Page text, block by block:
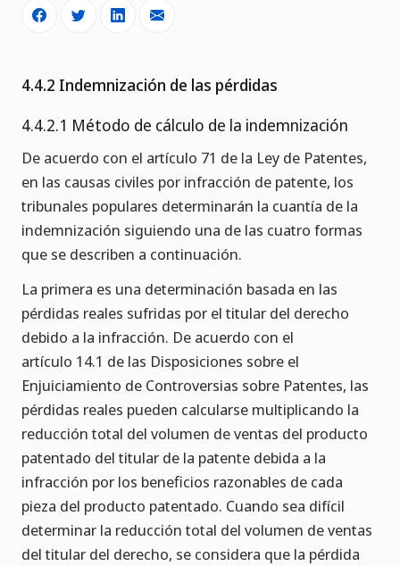
4.4.2 Indemnización de las pérdidas
4.4.2.1 Método de cálculo de la indemnización
De acuerdo con el artículo 71 de la Ley de Patentes,
en las causas civiles por infracción de patente, los
tribunales populares determinarán la cuantía de la
indemnización siguiendo una de las cuatro formas
que se describen a continuación.
La primera es una determinación basada en las
pérdidas reales sufridas por el titular del derecho
debido a la infracción. De acuerdo con el
artículo 14.1 de las Disposiciones sobre el
Enjuiciamiento de Controversias sobre Patentes, las
pérdidas reales pueden calcularse multiplicando la
reducción total del volumen de ventas del producto
patentado del titular de la patente debida a la
infracción por los beneficios razonables de cada
pieza del producto patentado. Cuando sea difícil
determinar la reducción total del volumen de ventas
del titular del derecho, se considera que la pérdida